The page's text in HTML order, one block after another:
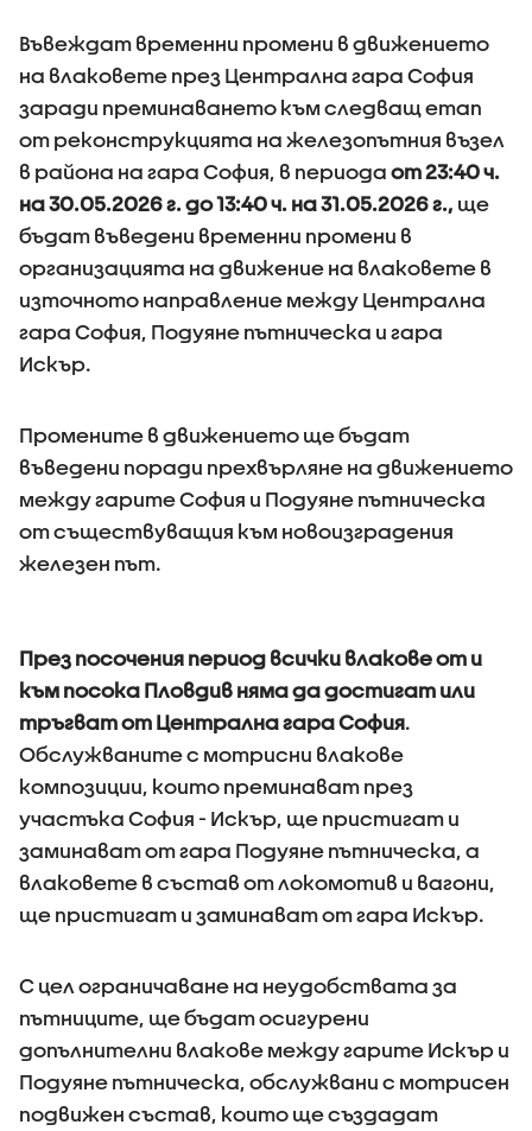
Въвеждат временни промени в движението
на влаковете през Централна гара София
заради преминаването към следващ етап
от реконструкцията на железопътния възел
в района на гара София, в периода от 23:40 ч.
на 30.05.2026 г. до 13:40 ч. на 31.05.2026 г., ще
бъдат въведени временни промени в
организацията на движение на влаковете в
източното направление между Централна
гара София, Подуяне пътническа и гара
Искър.
Промените в движението ще бъдат
въведени поради прехвърляне на движението
между гарите София и Подуяне пътническа
от съществуващия към новоизградения
железен път.
През посочения период всички влакове от и
към посока Пловдив няма да достигат или
тръгват от Централна гара София.
Обслужваните с мотрисни влакове
композиции, които преминават през
участъка София - Искър, ще пристигат и
заминават от гара Подуяне пътническа, а
влаковете в състав от локомотив и вагони,
ще пристигат и заминават от гара Искър.
С цел ограничаване на неудобствата за
пътниците, ще бъдат осигурени
допълнителни влакове между гарите Искър и
Подуяне пътническа, обслужвани с мотрисен
подвижен състав, които ще създадат